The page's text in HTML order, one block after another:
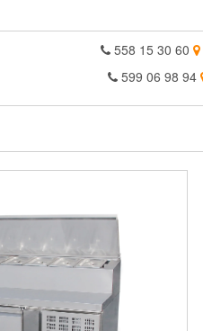
558 15 30 60
599 06 98 94